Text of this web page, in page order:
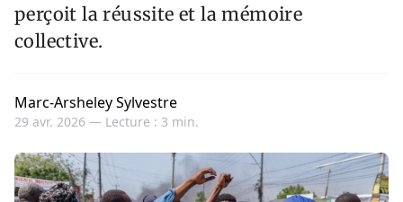
perçoit la réussite et la mémoire
collective.
Marc-Arsheley Sylvestre
29 avr. 2026 — Lecture : 3 min.